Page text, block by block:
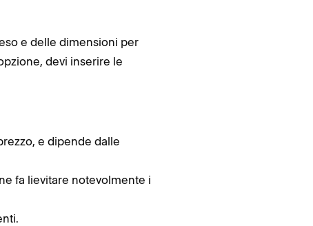
e delle dimensioni per
devi inserire le
e dipende dalle
fa lievitare notevolmente i